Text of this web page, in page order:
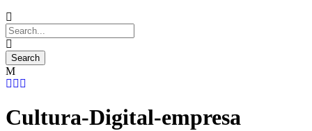
Cultura-Digital-empresa